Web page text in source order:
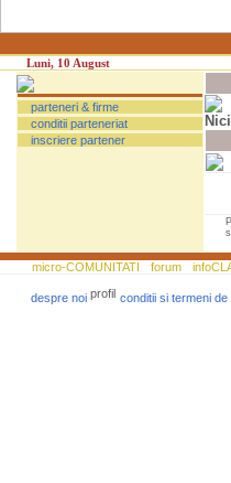
Luni, 10 August
parteneri & firme
conditii parteneriat
inscriere partener
micro-COMUNITATI forum
despre noi conditii si termeni de